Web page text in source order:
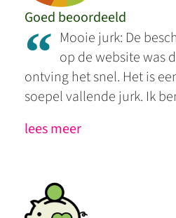
Goed beoordeeld
“ Mooie jurk: De
op de website was
ontving het snel. Het is
soepel vallende jurk. Ik
lees meer